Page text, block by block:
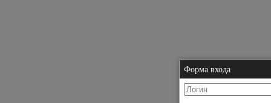
Форма входа